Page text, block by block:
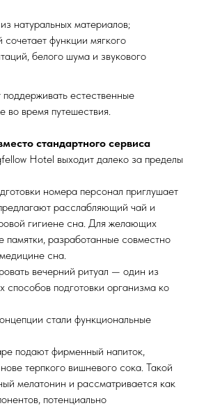
натуральных материалов;
сочетает функции мягкого
белого шума и звукового
естественные
во время путешествия.
стандартного сервиса
Hotel выходит далеко за пределы
номера персонал приглушает
расслабляющий чай и
гигиене сна. Для желающих
памятки, разработанные совместно
сна.
вечерний ритуал — один из
способов подготовки организма ко
стали функциональные
подают фирменный напиток,
терпкого вишневого сока. Такой
мелатонин и рассматривается как
потенциально